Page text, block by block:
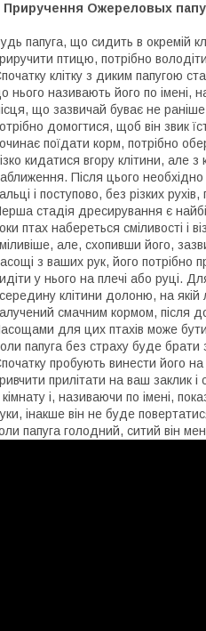
Приручення Ожереловых
папуга, що сидить в окремій
птицю, потрібно
клітку з диким папугою
нього називають його по імені,
що зазвичай буває не
домогтися, щоб він звик
поїдати корм, потрібно
кидатися вгору клітини, але
Після цього
і поступово, без різких
стадія дресирування є
птах набереться сміливості
але, схопивши його,
з ваших рук, його потрібно
у нього на плечі або руці.
клітини долоню, на
смачним кормом, після
для цих птахів може
папуга без страху буде брати
пробують винести його
прилітати на ваш заклик
кімнату і, називаючи по імені,
інакше він не буде
папуга голодний, ситий він